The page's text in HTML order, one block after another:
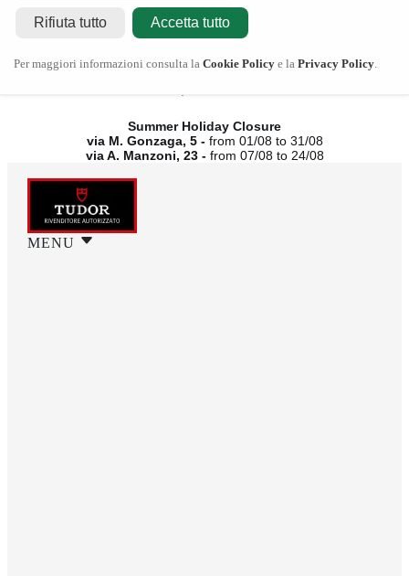
Chiusura Estiva
dal 01/08 al 31/08
Summer Holiday Closure
via M. Gonzaga, 5 - from 01/08 to 31/08
via A. Manzoni, 23 - from 07/08 to 24/08
MENU
Rifiuta tutto Accetta tutto
Per maggiori informazioni consulta la Cookie Policy e la Privacy Policy.